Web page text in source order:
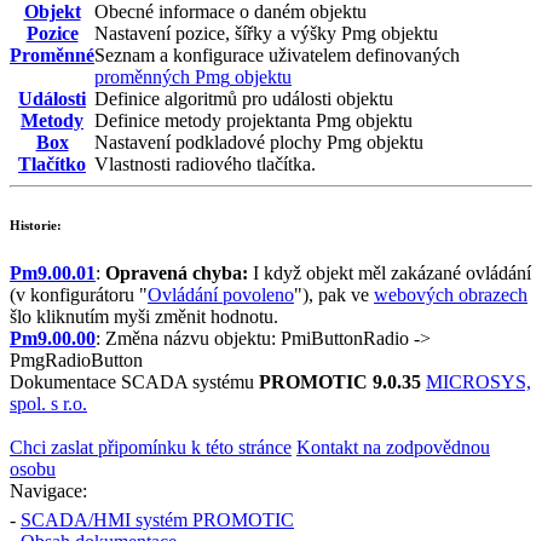
Objekt
Obecné informace o daném objektu
Pozice
Nastavení pozice, šířky a výšky Pmg objektu
ProměnnéSeznam a konfigurace uživatelem definovaných
proměnných Pmg objektu
Události Definice algoritmů pro události objektu
Metody Definice metody projektanta Pmg objektu
Box
Nastavení podkladové plochy Pmg objektu
Tlačítko Vlastnosti radiového tlačítka.
Historie:
Pm9.00.01: Opravená chyba: I když objekt měl zakázané ovládání
(v konfigurátoru "Ovládání povoleno"), pak ve webových obrazech
šlo kliknutím myši změnit hodnotu.
Pm9.00.00: Změna názvu objektu: PmiButtonRadio ->
PmgRadioButton
Dokumentace SCADA systému PROMOTIC 9.0.35 MICROSYS,
spol. s r.o.
Chci zaslat připomínku k této stránce Kontakt na zodpovědnou
osobu
Navigace:
- SCADA/HMI systém PROMOTIC